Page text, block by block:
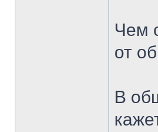
Чем
от
В